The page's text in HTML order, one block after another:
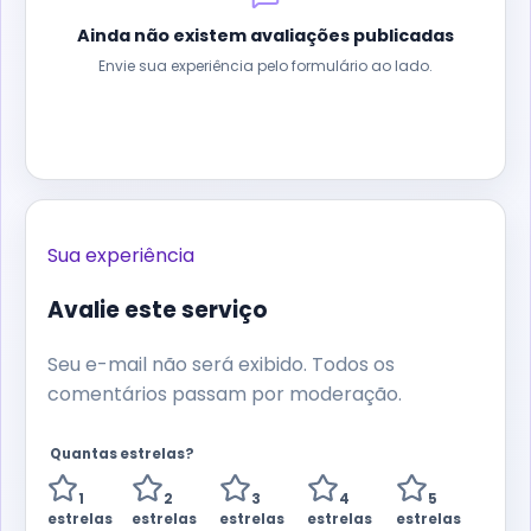
Ainda não existem avaliações publicadas
Envie sua experiência pelo formulário ao lado.
Sua experiência
Avalie este serviço
Seu e-mail não será exibido. Todos os
comentários passam por moderação.
Quantas estrelas?
1
estrelas
2
estrelas
3
estrelas
4
estrelas
5
estrelas